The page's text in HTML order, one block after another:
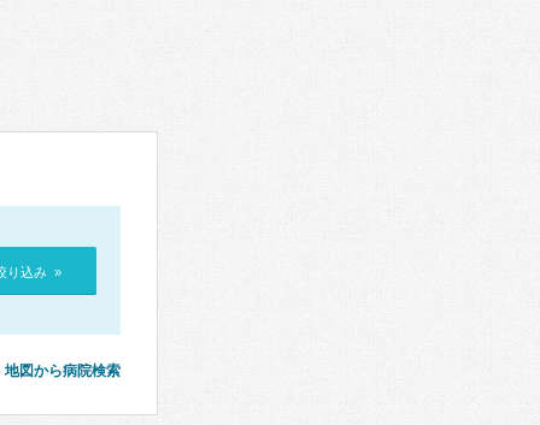
り込み »
地図から病院検索